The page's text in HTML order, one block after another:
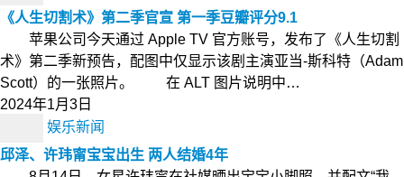
《人生切割术》第二季官宣 第一季豆瓣评分9.1
苹果公司今天通过 Apple TV 官方账号，发布了《人生切割
术》第二季新预告，配图中仅显示该剧主演亚当-斯科特（Adam
Scott）的一张照片。 在 ALT 图片说明中…
2024年1月3日
娱乐新闻
邱泽、许玮甯宝宝出生 两人结婚4年